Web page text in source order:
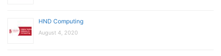
HND Computing
August 4, 2020